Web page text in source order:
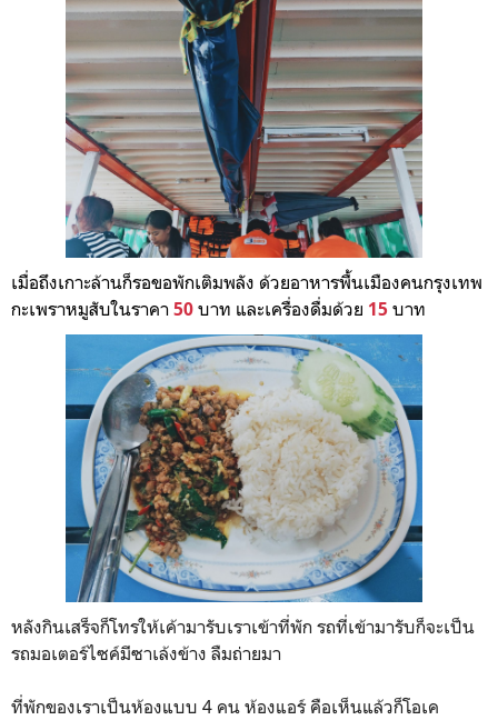
เมื่อถึงเกาะล้านก็รอขอพักเติมพลัง ด้วยอาหารพื้นเมืองคนกรุงเทพ
กะเพราหมูสับในราคา 50 บาท และเครื่องดื่มด้วย 15 บาท
หลังกินเสร็จก็โทรให้เค้ามารับเราเข้าที่พัก รถที่เข้ามารับก็จะเป็น
รถมอเตอร์ไซค์มีซาเล้งข้าง ลืมถ่ายมา
ที่พักของเราเป็นห้องแบบ 4 คน ห้องแอร์ คือเห็นแล้วก็โอเค